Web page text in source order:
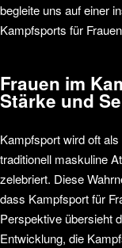
begleite uns auf einer
Kampfsports für
Frauen im
Stärke und
Kampfsport wird oft
traditionell maskuline
zelebriert. Diese
dass Kampfsport für
Perspektive übersieht
Entwicklung, die